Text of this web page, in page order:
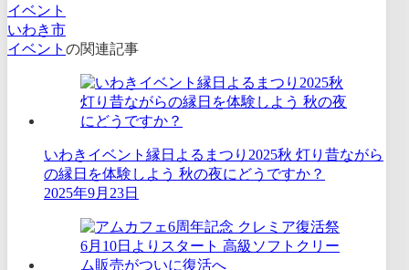
イベント
いわき市
イベント の関連記事
いわきイベント縁日よるまつり2025秋 灯り昔ながら
の縁日を体験しよう 秋の夜にどうですか？
2025年9月23日